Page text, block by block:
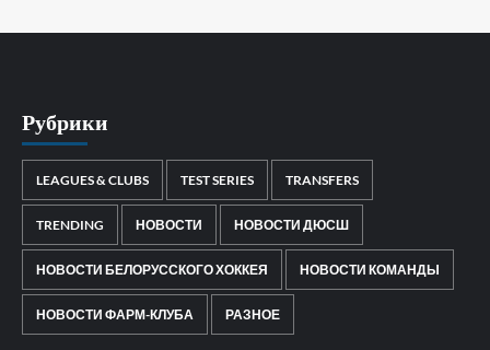
Рубрики
LEAGUES & CLUBS TEST SERIES TRANSFERS
TRENDING НОВОСТИ НОВОСТИ ДЮСШ
НОВОСТИ БЕЛОРУССКОГО ХОККЕЯ НОВОСТИ КОМАНДЫ
НОВОСТИ ФАРМ-КЛУБА РАЗНОЕ